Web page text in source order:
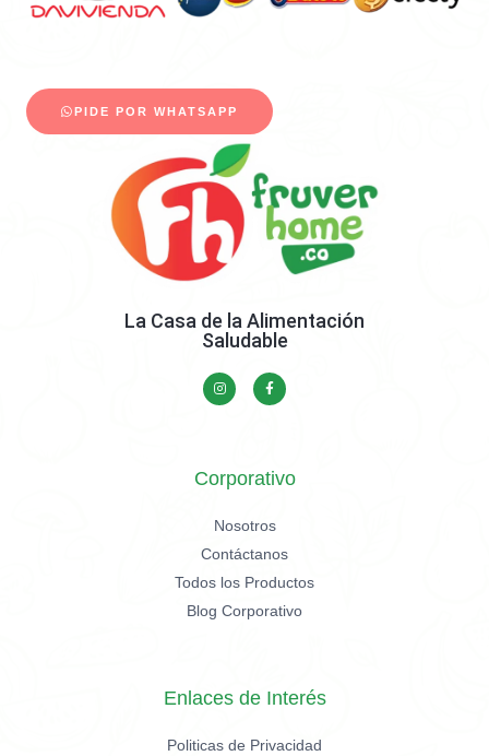
PIDE POR WHATSAPP
La Casa de la Alimentación
Saludable
Corporativo
Nosotros
Contáctanos
Todos los Productos
Blog Corporativo
Enlaces de Interés
Politicas de Privacidad